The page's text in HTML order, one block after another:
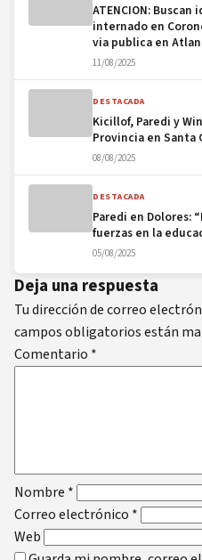
ATENCION:
internado en
via publica en
11/08/2025
DESTACADA
Kicillof, Paredi y
Provincia en Santa
08/08/2025
DESTACADA
Paredi en Dolores:
fuerzas en la
05/08/2025
Deja una respuesta
Tu dirección de correo
campos obligatorios están
Comentario *
Nombre *
Correo electrónico *
Web